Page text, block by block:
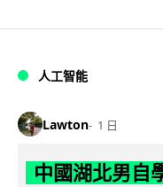
人工智能
Lawton 1 日
中國湖北男自